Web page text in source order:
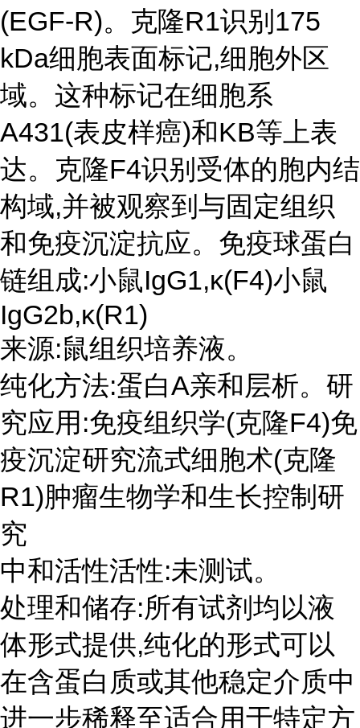
(EGF-R)。克隆R1识别175
kDa细胞表面标记,细胞外区
域。这种标记在细胞系
A431(表皮样癌)和KB等上表
达。克隆F4识别受体的胞内结
构域,并被观察到与固定组织
和免疫沉淀抗应。免疫球蛋白
链组成:小鼠IgG1,κ(F4)小鼠
IgG2b,κ(R1)
来源:鼠组织培养液。
纯化方法:蛋白A亲和层析。研
究应用:免疫组织学(克隆F4)免
疫沉淀研究流式细胞术(克隆
R1)肿瘤生物学和生长控制研
究
中和活性活性:未测试。
处理和储存:所有试剂均以液
体形式提供,纯化的形式可以
在含蛋白质或其他稳定介质中
进一步稀释至适合用于特定方